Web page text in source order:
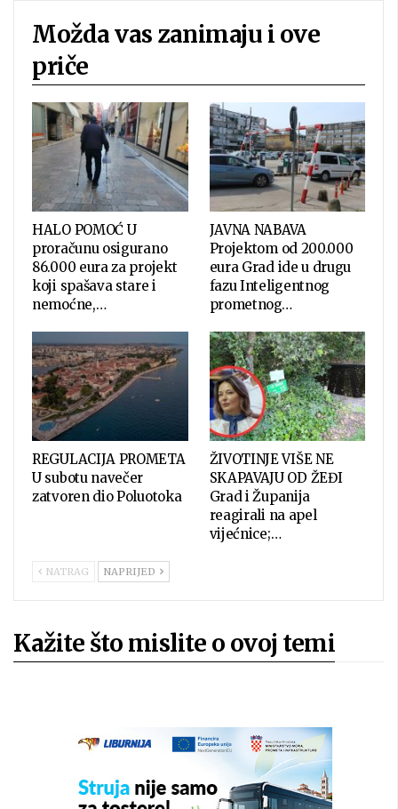
Možda vas zanimaju i ove
priče
HALO POMOĆ U
proračunu osigurano
86.000 eura za projekt
koji spašava stare i
nemoćne,…
JAVNA NABAVA
Projektom od 200.000
eura Grad ide u drugu
fazu Inteligentnog
prometnog…
REGULACIJA PROMETA
U subotu navečer
zatvoren dio Poluotoka
ŽIVOTINJE VIŠE NE
SKAPAVAJU OD ŽEĐI
Grad i Županija
reagirali na apel
vijećnice;…
NATRAG NAPRIJED
Kažite što mislite o ovoj temi